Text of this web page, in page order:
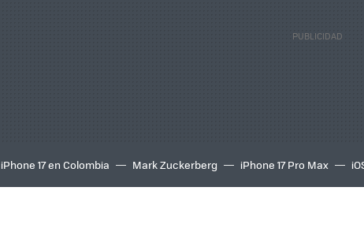
iPhone 17 en Colombia Mark Zuckerberg iPhone 17 Pro Max
inteligente
IA TCL C8K